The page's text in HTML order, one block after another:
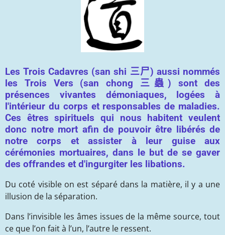
Les Trois Cadavres (san shi 三尸) aussi nommés
les Trois Vers (san chong 三蟲) sont des
présences vivantes démoniaques, logées à
l'intérieur du corps et responsables de maladies.
Ces êtres spirituels qui nous habitent veulent
donc notre mort afin de pouvoir être libérés de
notre corps et assister à leur guise aux
cérémonies mortuaires, dans le but de se gaver
des offrandes et d'ingurgiter les libations.
Du coté visible on est séparé dans la matière, il y a une
illusion de la séparation.
Dans l’invisible les âmes issues de la même source, tout
ce que l’on fait à l’un, l’autre le ressent.